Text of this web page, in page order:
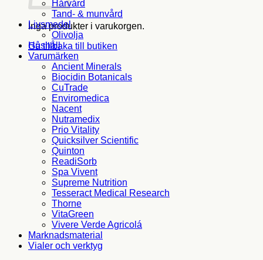
Inga produkter i varukorgen.
Gå tillbaka till butiken
Hårvård
Tand- & munvård
Livsmedel
Olivolja
Hushåll
Varumärken
Ancient Minerals
Biocidin Botanicals
CuTrade
Enviromedica
Nacent
Nutramedix
Prio Vitality
Quicksilver Scientific
Quinton
ReadiSorb
Spa Vivent
Supreme Nutrition
Tesseract Medical Research
Thorne
VitaGreen
Vivere Verde Agricolá
Marknadsmaterial
Vialer och verktyg